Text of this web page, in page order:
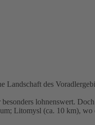
Landschaft des
lohnenswert.
Litomysl (ca. 10 km),